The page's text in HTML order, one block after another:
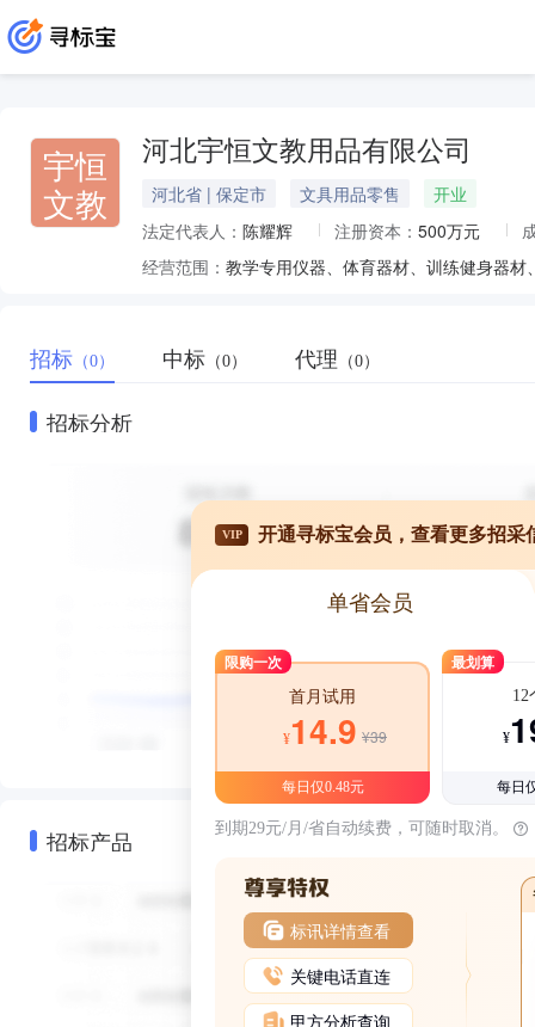
宇恒
文教
河北宇恒文教用品有限公司
河北省 | 保定市 文具用品零售
开业
法定代表人： 陈耀辉 注册资本： 500万元
经营范围：
招标 （0） 中标 （0） 代理 （0）
招标分析
招标产品
VIP 开通寻标宝会员，查看更多招采
单省会员
限购一次
首月试用
¥14.9 ¥39
每日仅0.48元
最划算
12
¥
每日
到期29元/月/省自动续费，可随时取消。
标讯详情查看
关键电话直连
甲方分析查询